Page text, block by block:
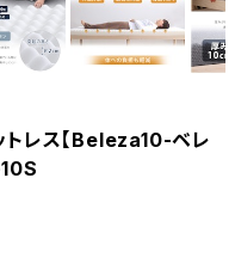
トレス【Beleza10-ベレ